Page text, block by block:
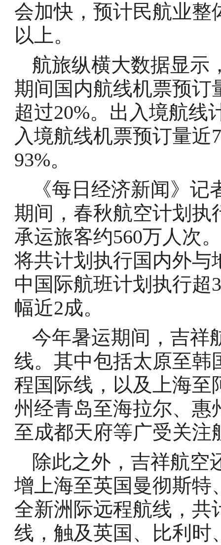
会加快，预计民航业整
以上。
航旅纵横大数据显示
期间国内航线机票预订
超过20%。出入境航线
入境航线机票预订量近
93%。
《每日经济新闻》
期间，春秋航空计划执
承运旅客约560万人次
将共计划执行国内外与
中国际航班计划执行超
幅近2成。
今年暑运期间，吉祥
线。其中包括太原至韩
程国际线，以及上海至
州经青岛至海拉尔、惠
至成都天府等广受关注
除此之外，吉祥航空
增上海至英国曼彻斯特
全新洲际远程航线，共
线，触及英国、比利时